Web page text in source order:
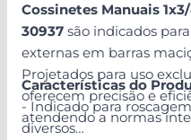
Cossinetes Manuais
30937 são indicados
externas em barras
Projetados para uso
oferecem precisão e
atendendo a normas
Características do
- Indicado para
diversos